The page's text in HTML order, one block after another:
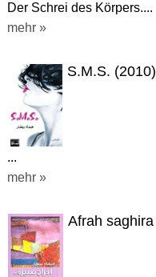
Der Schrei des Körpers....
mehr »
S.M.S. (2010)
...
mehr »
Afrah